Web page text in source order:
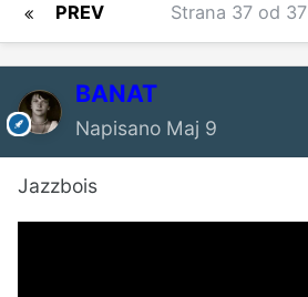
PREV Strana 37 od 37
BANAT
Napisano Maj 9
Jazzbois